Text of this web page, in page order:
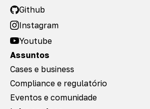
Github
Instagram
Youtube
Assuntos
Cases e business
Compliance e regulatório
Eventos e comunidade